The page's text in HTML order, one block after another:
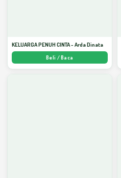
KELUARGA PENUH CINTA - Arda Dinata
Beli / Baca